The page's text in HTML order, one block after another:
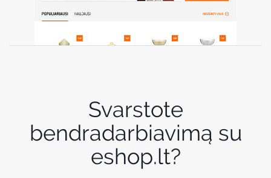
Svarstote
bendradarbiavimą su
eshop.lt?